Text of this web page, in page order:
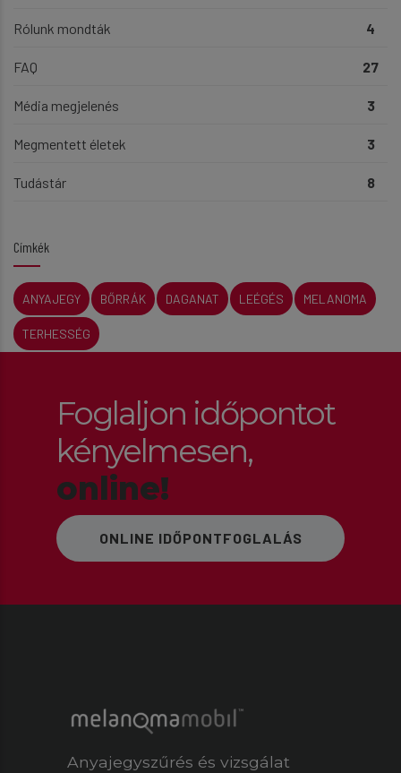
Rólunk mondták 4
FAQ 27
Média megjelenés 3
Megmentett életek 3
Tudástár 8
Címkék
ANYAJEGY BŐRRÁK DAGANAT LEÉGÉS MELANOMA
TERHESSÉG
Foglaljon időpontot
kényelmesen,
online!
ONLINE IDŐPONTFOGLALÁS
Anyajegyszűrés és vizsgálat